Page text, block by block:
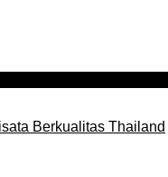
Berkualitas Thailand